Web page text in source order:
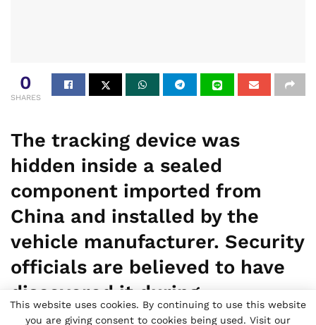
0
SHARES
The tracking device was
hidden inside a sealed
component imported from
China and installed by the
vehicle manufacturer. Security
officials are believed to have
discovered it during
inspections of government
This website uses cookies. By continuing to use this website
you are giving consent to cookies being used. Visit our